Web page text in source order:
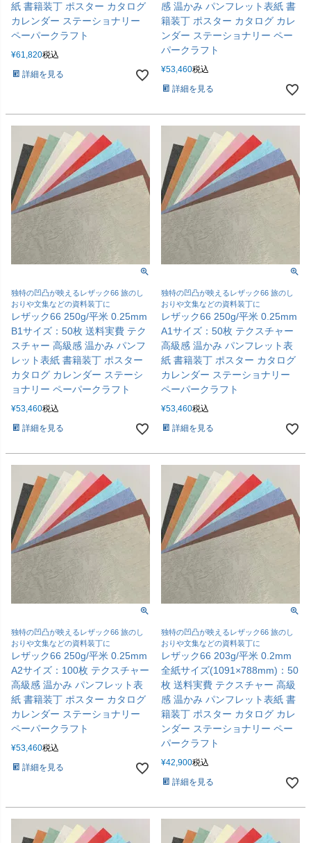
紙 書籍装丁 ポスター カタログ
カレンダー ステーショナリー
ペーパークラフト
¥61,820税込
詳細を見る
感 温かみ パンフレット表紙 書
籍装丁 ポスター カタログ カレ
ンダー ステーショナリー ペー
パークラフト
¥53,460税込
詳細を見る
独特の凹凸が映えるレザック66 旅のし
おりや文集などの資料装丁に
レザック66 250g/平米 0.25mm
B1サイズ：50枚 送料実費 テク
スチャー 高級感 温かみ パンフ
レット表紙 書籍装丁 ポスター
カタログ カレンダー ステーシ
ョナリー ペーパークラフト
¥53,460税込
詳細を見る
独特の凹凸が映えるレザック66 旅のし
おりや文集などの資料装丁に
レザック66 250g/平米 0.25mm
A1サイズ：50枚 テクスチャー
高級感 温かみ パンフレット表
紙 書籍装丁 ポスター カタログ
カレンダー ステーショナリー
ペーパークラフト
¥53,460税込
詳細を見る
独特の凹凸が映えるレザック66 旅のし
おりや文集などの資料装丁に
レザック66 250g/平米 0.25mm
A2サイズ：100枚 テクスチャー
高級感 温かみ パンフレット表
紙 書籍装丁 ポスター カタログ
カレンダー ステーショナリー
ペーパークラフト
¥53,460税込
詳細を見る
独特の凹凸が映えるレザック66 旅のし
おりや文集などの資料装丁に
レザック66 203g/平米 0.2mm
全紙サイズ(1091×788mm)：50
枚 送料実費 テクスチャー 高級
感 温かみ パンフレット表紙 書
籍装丁 ポスター カタログ カレ
ンダー ステーショナリー ペー
パークラフト
¥42,900税込
詳細を見る